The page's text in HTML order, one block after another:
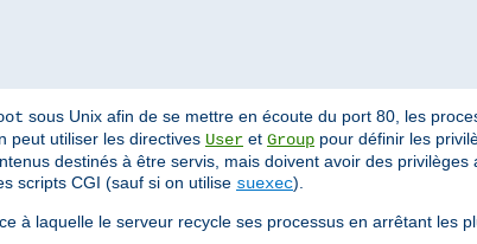
sous Unix afin de se mettre en écoute du port 80, les
peut utiliser les directives User et Group pour définir les
destinés à être servis, mais doivent avoir des privilèges
scripts CGI (sauf si on utilise suexec).
à laquelle le serveur recycle ses processus en arrêtant les